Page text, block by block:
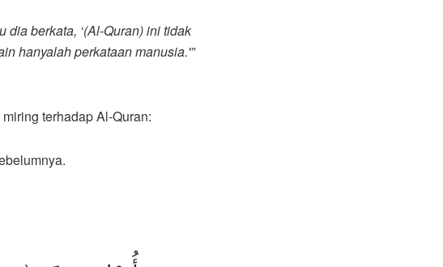
dia berkata, ‘(Al-Quran) ini tidak
hanyalah perkataan manusia.'”
terhadap Al-Quran: